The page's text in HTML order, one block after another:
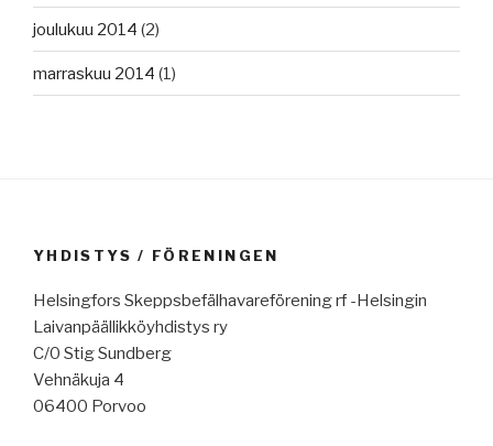
joulukuu 2014 (2)
marraskuu 2014 (1)
YHDISTYS / FÖRENINGEN
Helsingfors Skeppsbefälhavareförening rf -Helsingin
Laivanpäällikköyhdistys ry
C/0 Stig Sundberg
Vehnäkuja 4
06400 Porvoo